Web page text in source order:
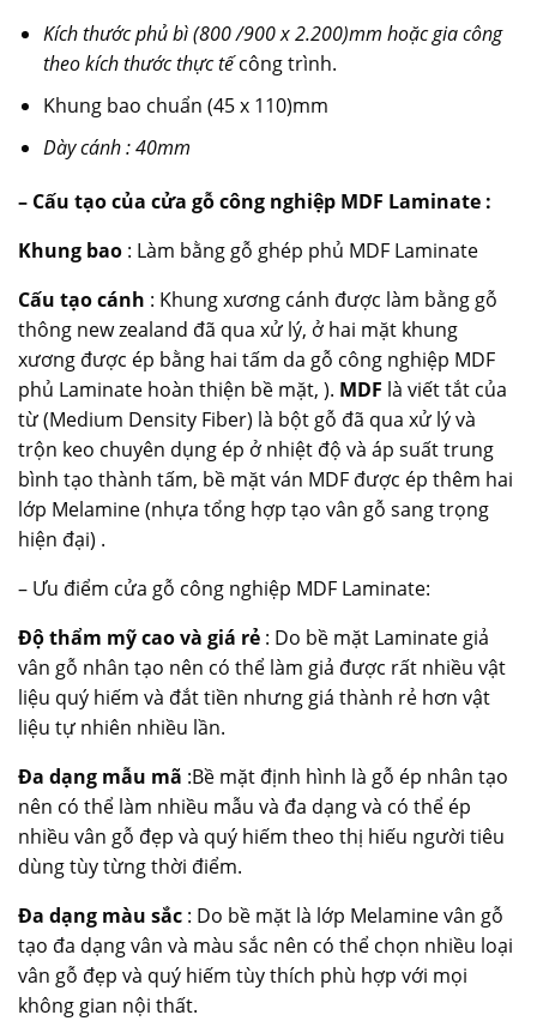
Kích thước phủ bì (800 /900 x 2.200)mm hoặc gia công
theo kích thước thực tếcông trình.
Khung bao chuẩn (45 x 110)mm
Dày cánh : 40mm
– Cấu tạo của cửa gỗ công nghiệp MDF Laminate :
Khung bao : Làm bằng gỗ ghép phủ MDF Laminate
Cấu tạo cánh : Khung xương cánh được làm bằng gỗ
thông new zealand đã qua xử lý, ở hai mặt khung
xương được ép bằng hai tấm da gỗ công nghiệp MDF
phủ Laminate hoàn thiện bề mặt, ). MDF là viết tắt của
từ (Medium Density Fiber) là bột gỗ đã qua xử lý và
trộn keo chuyên dụng ép ở nhiệt độ và áp suất trung
bình tạo thành tấm, bề mặt ván MDF được ép thêm hai
lớp Melamine (nhựa tổng hợp tạo vân gỗ sang trọng
hiện đại) .
– Ưu điểm cửa gỗ công nghiệp MDF Laminate:
Độ thẩm mỹ cao và giá rẻ : Do bề mặt Laminate giả
vân gỗ nhân tạo nên có thể làm giả được rất nhiều vật
liệu quý hiếm và đắt tiền nhưng giá thành rẻ hơn vật
liệu tự nhiên nhiều lần.
Đa dạng mẫu mã :Bề mặt định hình là gỗ ép nhân tạo
nên có thể làm nhiều mẫu và đa dạng và có thể ép
nhiều vân gỗ đẹp và quý hiếm theo thị hiếu người tiêu
dùng tùy từng thời điểm.
Đa dạng màu sắc : Do bề mặt là lớp Melamine vân gỗ
tạo đa dạng vân và màu sắc nên có thể chọn nhiều loại
vân gỗ đẹp và quý hiếm tùy thích phù hợp với mọi
không gian nội thất.